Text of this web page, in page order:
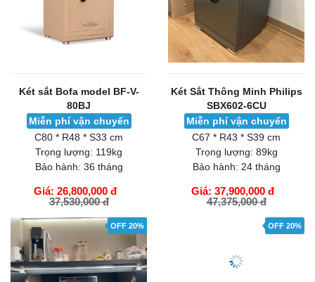
Két sắt Bofa model BF-V-
80BJ
Miễn phí vận chuyển
C80 * R48 * S33 cm
Trọng lượng: 119kg
Bảo hành: 36 tháng
Giá: 26,800,000 đ
37,530,000 đ
GIỎ HÀNG
Két Sắt Thông Minh Philips
SBX602-6CU
Miễn phí vận chuyển
C67 * R43 * S39 cm
Trọng lượng: 89kg
Bảo hành: 24 tháng
Giá: 37,900,000 đ
47,375,000 đ
GIỎ HÀNG
OFF 20% OFF 20%